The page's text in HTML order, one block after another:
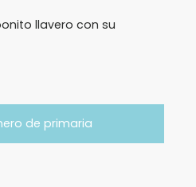
llavero con su
de primaria